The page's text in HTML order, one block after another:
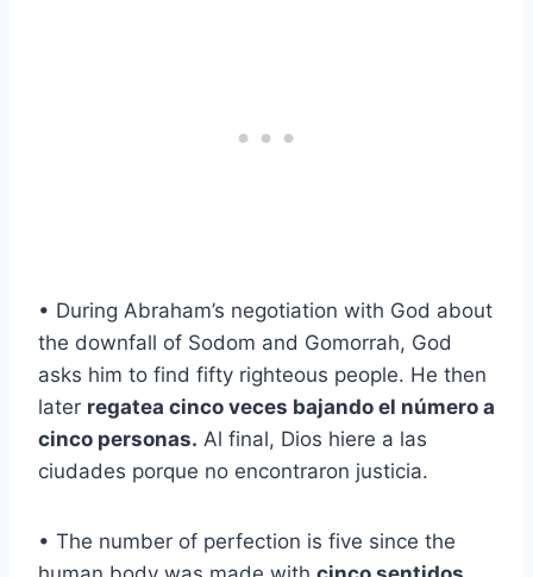
• During Abraham’s negotiation with God about
the downfall of Sodom and Gomorrah, God
asks him to find fifty righteous people. He then
later regatea cinco veces bajando el número a
cinco personas. Al final, Dios hiere a las
ciudades porque no encontraron justicia.
• The number of perfection is five since the